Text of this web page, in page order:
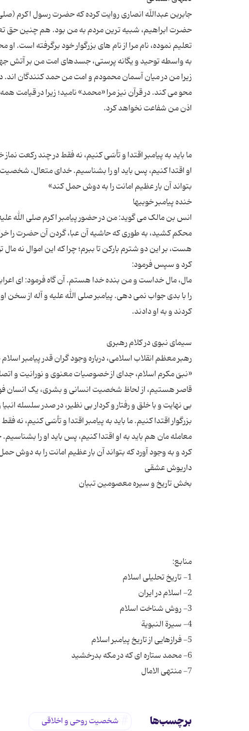
جابربن عبداللّه انصاری روایت کرده که حضرت رسول اکرم
حضرت ابراهیم، شبیه ترین مردم به من بود. هم چنین حق
تعلیم نموده، نام مرا از نام های بزرگوار خود برگرفته است.
به واسطه توحید و یگانه پرستی، جسدهای امت من بر آتش
زیرا من در میان آسمان محمودم و امت من حمد کنندگان اند.
محو می کند. در قرآن نیز مرا «محمد» نامید؛ زیرا در
ما باید به پیامبر اقتدا و تأسّی کنیم، نه فقط در چند رکعت
او اقتدا کنیم، پس باید او را بشناسیم. خدای متعال، شخصیت
انس بن مالک می گوید: من در حضور پیامبر اکرم صلی الله
محکم کشید، به طوری که حاشیه آن عبا، گردن آن حضرت را
هست، بر این دو شترم بارکن تا ببرم؛ چرا که این اموال نه
مال، مال خداست و من بنده خدا هستم. آن گاه فرمود: ای
را با بدی جواب نمی دهی. پیامبر صلی الله علیه و آله از سخن
«نبیّ مکرم اسلام، جدای از خصوصیات معنوی و نورانیت و
قاصر هستیم، از لحاظ شخصیت انسانی و بشری، یک انسان
بی نهایت و با خلق و رفتار و کردار بی نظیر، در صدر سلسله
بزرگوار اقتدا کنیم. ما باید به پیامبر اقتدا و تأسّی کنیم، نه
معامله مان هم باید به او اقتدا کنیم، پس باید او را
7- منتهی الامال
برچسب‌ها شخصیت روحی و اخلاقی